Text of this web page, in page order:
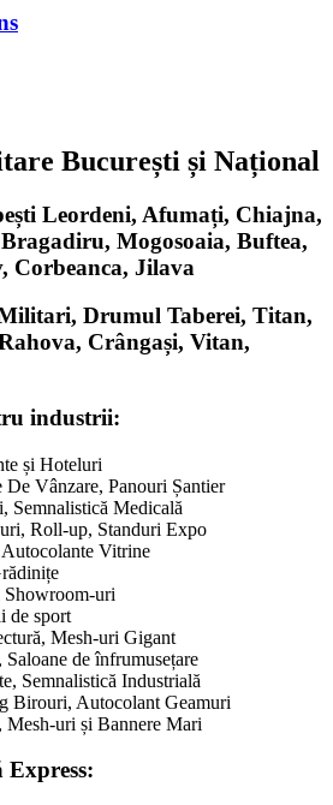
București și Național
Leordeni, Afumați, Chiajna,
Mogosoaia, Buftea,
Corbeanca, Jilava
Drumul Taberei, Titan,
Crângași, Vitan,
industrii:
și Hoteluri
Vânzare, Panouri Șantier
Semnalistică Medicală
Roll-up, Standuri Expo
Vitrine
uri
de sport
Mesh-uri Gigant
de înfrumusețare
Semnalistică Industrială
Birouri, Autocolant Geamuri
Mesh-uri și Bannere Mari